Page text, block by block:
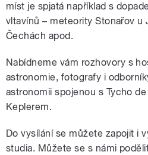
míst je spjatá například s
vltavínů – meteority Stonařov u
Čechách apod.
Nabídneme vám rozhovory s
astronomie, fotografy i
astronomii spojenou s Tycho
Keplerem.
Do vysílání se můžete zapojit i
studia. Můžete se s námi